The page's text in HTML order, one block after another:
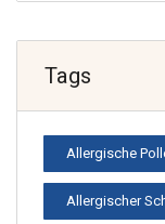
Tags
Allergische
Allergischer